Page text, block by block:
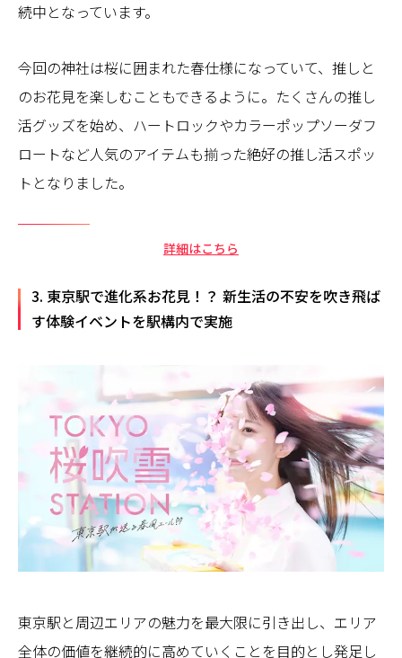
続中となっています。
今回の神社は桜に囲まれた春仕様になっていて、推しと
のお花見を楽しむこともできるように。たくさんの推し
活グッズを始め、ハートロックやカラーポップソーダフ
ロートなど人気のアイテムも揃った絶好の推し活スポッ
トとなりました。
詳細はこちら
3. 東京駅で進化系お花見！？ 新生活の不安を吹き飛ば
す体験イベントを駅構内で実施
東京駅と周辺エリアの魅力を最大限に引き出し、エリア
全体の価値を継続的に高めていくことを目的とし発足し